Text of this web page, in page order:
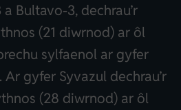
Bultavo-3, dechrau’r
(21 diwrnod) ar ôl
sylfaenol ar gyfer
gyfer Syvazul dechrau’r
(28 diwrnod) ar ôl